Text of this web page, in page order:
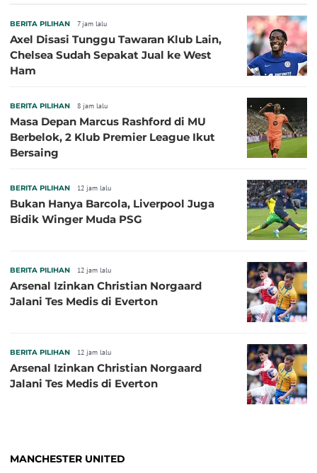
BERITA PILIHAN 7 jam lalu
Axel Disasi Tunggu Tawaran Klub Lain,
Chelsea Sudah Sepakat Jual ke West
Ham
BERITA PILIHAN 8 jam lalu
Masa Depan Marcus Rashford di MU
Berbelok, 2 Klub Premier League Ikut
Bersaing
BERITA PILIHAN 12 jam lalu
Bukan Hanya Barcola, Liverpool Juga
Bidik Winger Muda PSG
BERITA PILIHAN 12 jam lalu
Arsenal Izinkan Christian Norgaard
Jalani Tes Medis di Everton
BERITA PILIHAN 12 jam lalu
Arsenal Izinkan Christian Norgaard
Jalani Tes Medis di Everton
MANCHESTER UNITED